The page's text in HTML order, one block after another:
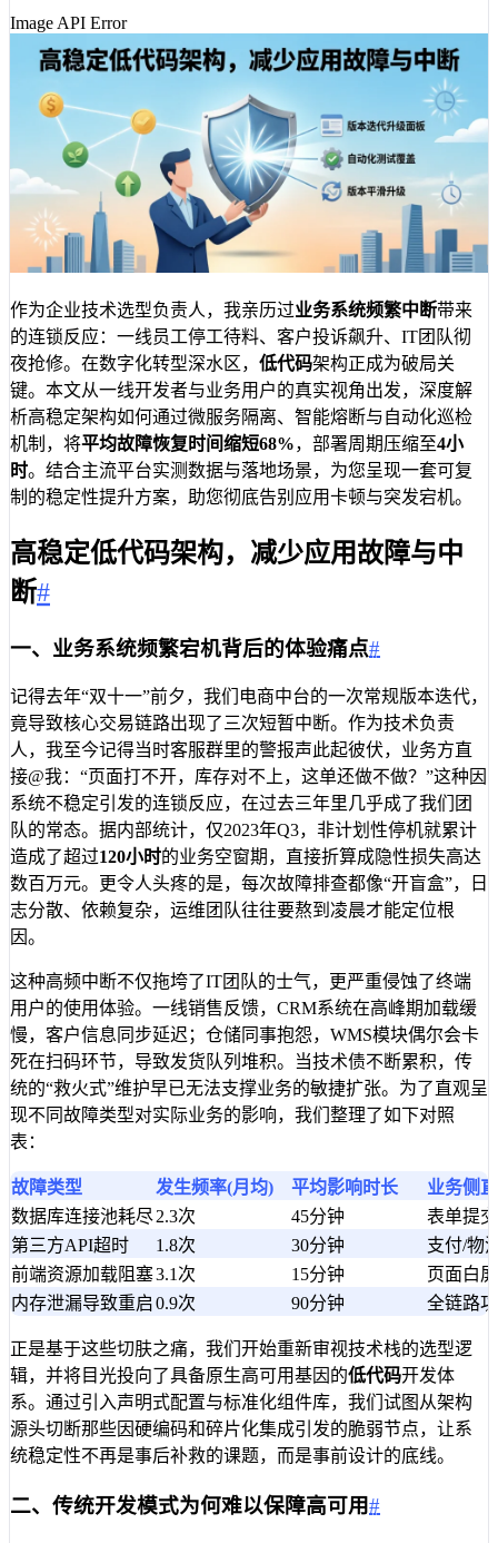
Image API Error
作为企业技术选型负责人，我亲历过业务系统频繁中断带来
的连锁反应：一线员工停工待料、客户投诉飙升、IT团队彻
夜抢修。在数字化转型深水区， 低代码架构正成为破局关
键。本文从一线开发者与业务用户的真实视角出发，深度解
析高稳定架构如何通过微服务隔离、智能熔断与自动化巡检
机制，将平均故障恢复时间缩短68%，部署周期压缩至4小
时。结合主流平台实测数据与落地场景，为您呈现一套可复
制的稳定性提升方案，助您彻底告别应用卡顿与突发宕机。
高稳定低代码架构，减少应用故障与中
断#
一、业务系统频繁宕机背后的体验痛点#
记得去年“双十一”前夕，我们电商中台的一次常规版本迭代，
竟导致核心交易链路出现了三次短暂中断。作为技术负责
人，我至今记得当时客服群里的警报声此起彼伏，业务方直
接@我：“页面打不开，库存对不上，这单还做不做？”这种因
系统不稳定引发的连锁反应，在过去三年里几乎成了我们团
队的常态。据内部统计，仅2023年Q3，非计划性停机就累计
造成了超过120小时的业务空窗期，直接折算成隐性损失高达
数百万元。更令人头疼的是，每次故障排查都像“开盲盒”，日
志分散、依赖复杂，运维团队往往要熬到凌晨才能定位根
因。
这种高频中断不仅拖垮了IT团队的士气，更严重侵蚀了终端
用户的使用体验。一线销售反馈，CRM系统在高峰期加载缓
慢，客户信息同步延迟；仓储同事抱怨，WMS模块偶尔会卡
死在扫码环节，导致发货队列堆积。当技术债不断累积，传
统的“救火式”维护早已无法支撑业务的敏捷扩张。为了直观呈
现不同故障类型对实际业务的影响，我们整理了如下对照
表：
故障类型 发生频率(月均) 平均影响时长
业务侧
数据库连接池耗尽2.3次 45分钟
表单提
第三方API超时
1.8次 30分钟
支付/物
前端资源加载阻塞3.1次 15分钟
页面白
内存泄漏导致重启0.9次 90分钟 全链路
正是基于这些切肤之痛，我们开始重新审视技术栈的选型逻
辑，并将目光投向了具备原生高可用基因的低代码开发体
系。通过引入声明式配置与标准化组件库，我们试图从架构
源头切断那些因硬编码和碎片化集成引发的脆弱节点，让系
统稳定性不再是事后补救的课题，而是事前设计的底线。
二、传统开发模式为何难以保障高可用#